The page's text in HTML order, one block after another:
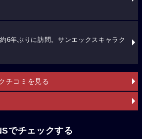
約6年ぶりに訪問。サンエックスキャラク
チコミを見る
でチェックする